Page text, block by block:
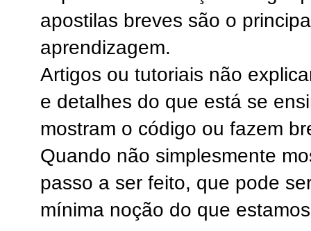
apostilas breves são o
aprendizagem.
Artigos ou tutoriais não
e detalhes do que está se
mostram o código ou fazem
Quando não simplesmente
passo a ser feito, que pode
mínima noção do que